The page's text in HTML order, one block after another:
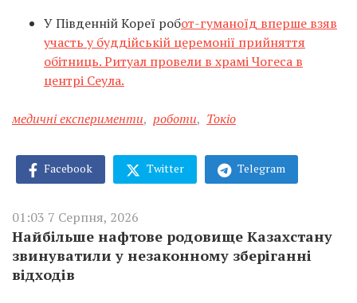
У Південній Кореї робот-гуманоїд вперше взяв
участь у буддійській церемонії прийняття
обітниць. Ритуал провели в храмі Чогеса в
центрі Сеула.
медичні експерименти, роботи, Токіо
Facebook Twitter Telegram
01:03 7 Серпня, 2026
Найбільше нафтове родовище Казахстану
звинуватили у незаконному зберіганні
відходів